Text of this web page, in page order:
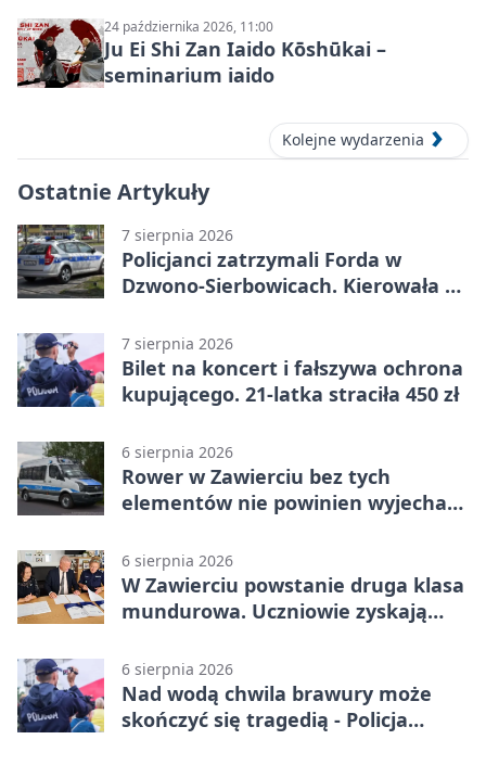
24 października 2026, 11:00
Ju Ei Shi Zan Iaido Kōshūkai –
seminarium iaido
Kolejne wydarzenia
Ostatnie Artykuły
7 sierpnia 2026
Policjanci zatrzymali Forda w
Dzwono-Sierbowicach. Kierowała po
7 sierpnia 2026
Bilet na koncert i fałszywa ochrona
kupującego. 21-latka straciła 450 zł
6 sierpnia 2026
Rower w Zawierciu bez tych
elementów nie powinien wyjechać
6 sierpnia 2026
W Zawierciu powstanie druga klasa
mundurowa. Uczniowie zyskają
6 sierpnia 2026
Nad wodą chwila brawury może
skończyć się tragedią - Policja